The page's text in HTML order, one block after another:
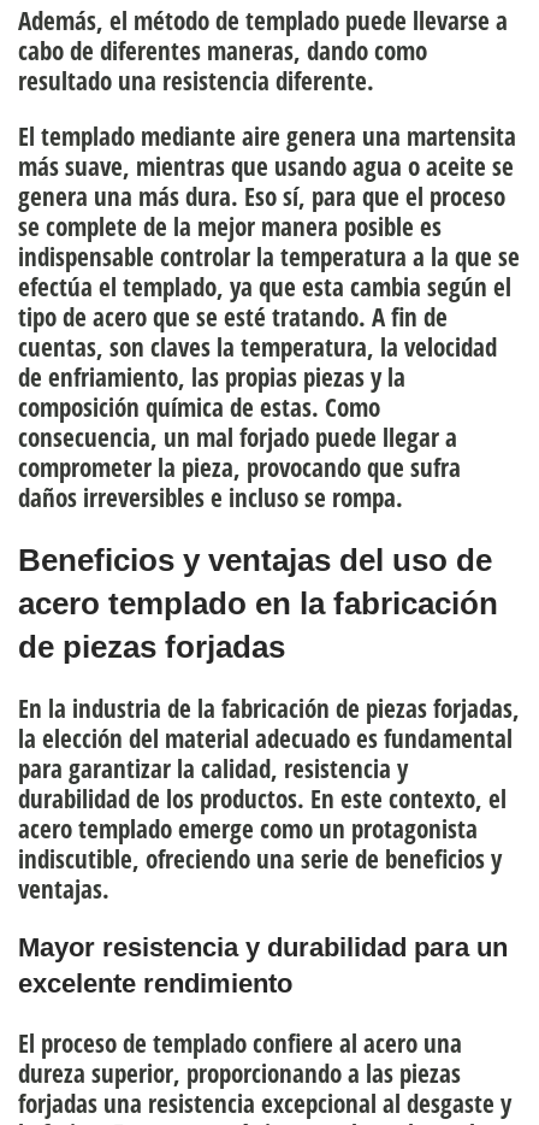
Además, el método de templado puede llevarse a
cabo de diferentes maneras, dando como
resultado una resistencia diferente.
El templado mediante aire genera una martensita
más suave, mientras que usando agua o aceite se
genera una más dura. Eso sí, para que el proceso
se complete de la mejor manera posible es
indispensable controlar la temperatura a la que se
efectúa el templado, ya que esta cambia según el
tipo de acero que se esté tratando. A fin de
cuentas, son claves la temperatura, la velocidad
de enfriamiento, las propias piezas y la
composición química de estas. Como
consecuencia, un mal forjado puede llegar a
comprometer la pieza, provocando que sufra
daños irreversibles e incluso se rompa.
Beneficios y ventajas del uso de
acero templado en la fabricación
de piezas forjadas
En la industria de la fabricación de piezas forjadas,
la elección del material adecuado es fundamental
para garantizar la calidad, resistencia y
durabilidadde los productos. En este contexto, el
acero templado emerge como un protagonista
indiscutible, ofreciendo una serie de beneficios y
ventajas.
Mayor resistencia y durabilidad para un
excelente rendimiento
El proceso de templado confiere al acero una
dureza superior, proporcionando a las piezas
forjadas una resistencia excepcional al desgaste y